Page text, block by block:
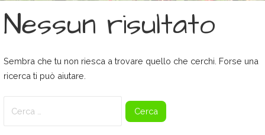
Nessun risultato
Sembra che tu non riesca a trovare quello che cerchi. Forse una
ricerca ti può aiutare.
per: